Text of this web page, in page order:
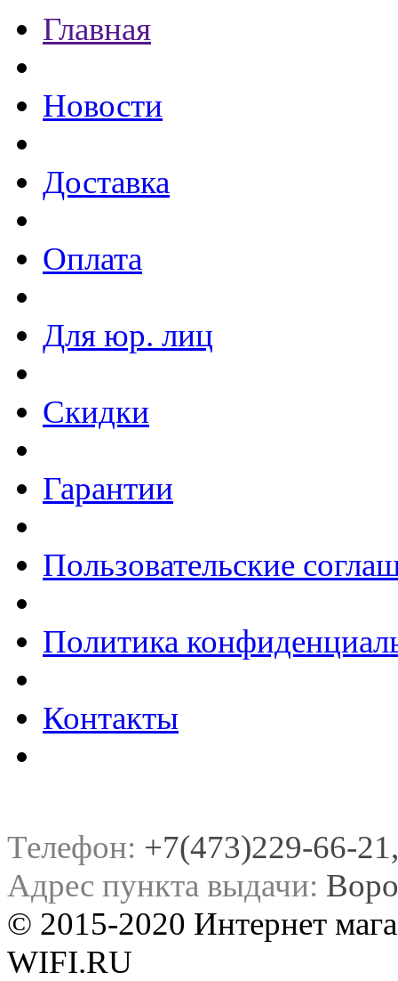
Главная
Новости
Доставка
Оплата
Для юр. лиц
Скидки
Гарантии
Пользовательские
Политика
Контакты
Телефон: +7(473)229-66-
Адрес пункта выдачи:
© 2015-2020 Интернет
WIFI.RU